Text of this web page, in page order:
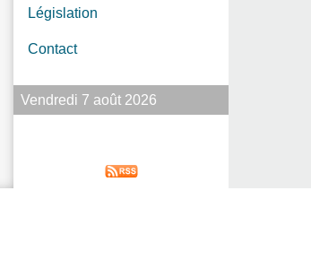
Législation
Contact
Vendredi 7 août 2026